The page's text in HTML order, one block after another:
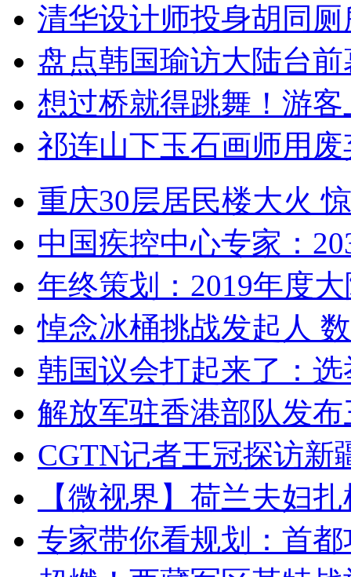
清华设计师投身胡同
盘点韩国瑜访大陆台
想过桥就得跳舞！游客
祁连山下玉石画师用
重庆30层居民楼大火
中国疾控中心专家：
年终策划：2019年度
悼念冰桶挑战发起人
韩国议会打起来了：
解放军驻香港部队发
CGTN记者王冠探访新
【微视界】荷兰夫妇
专家带你看规划：首